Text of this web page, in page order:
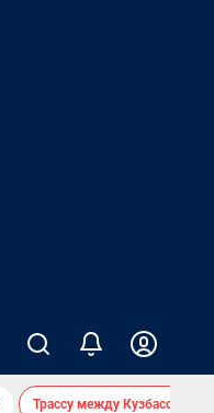
Трассу между Кузбассом и